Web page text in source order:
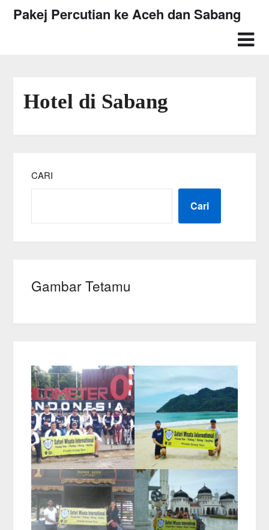
SkipPakej Percutian ke Aceh dan Sabang
Hotel di Sabang
CARI
Cari
Gambar Tetamu